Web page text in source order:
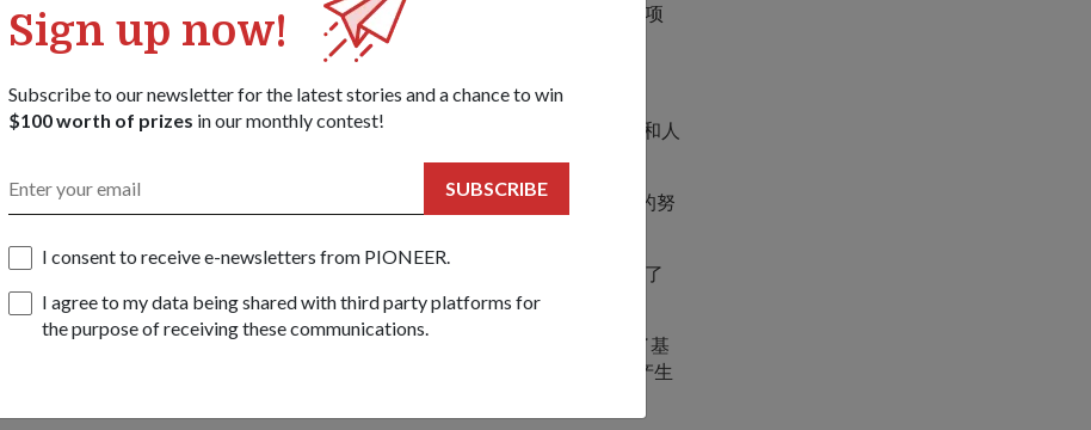
Sign up now!
Subscribe to our newsletter for the latest stories and a chance to win
$100 worth of prizes in our monthly contest!
SUBSCRIBE
I consent to receive e-newsletters from PIONEER.
I agree to my data being shared with third party platforms for
the purpose of receiving these communications.
来，新加坡共和国空军（RSAF）一直在测试使用无人机检查跑道的损坏 - 这项
过地勤人员目视检查完成的。
试验飞机维护的自动化，以及用于飞行前和飞行后飞机检查的感应器。
坡共和国空军努力实现其智能空军基地愿景的一部分，这通过利用数据分析和人
术来减少人力需求。
概念和原型测试的是来自空中武力产生指挥司令部（APGC）的人员。他们的努
南洋理工学院举办的每日提高生产与创新（PRIDE）研讨会上得到了认可。
指挥司令部是67位获奖者之一，他们的杰出和创新项目得到了认可。它获得了
防部长奖（MDA），并获得了国防部长（创新）奖。
里，空中武力产生指挥司令部成功地推动了智能空军基地的愿景，并实现了基
创新对于我们准备好在未来以更精简的人员开展工作非常重要，" 空中武力产生
挥官顏霄煌(Gan Siow Huang)准将（BG）说。